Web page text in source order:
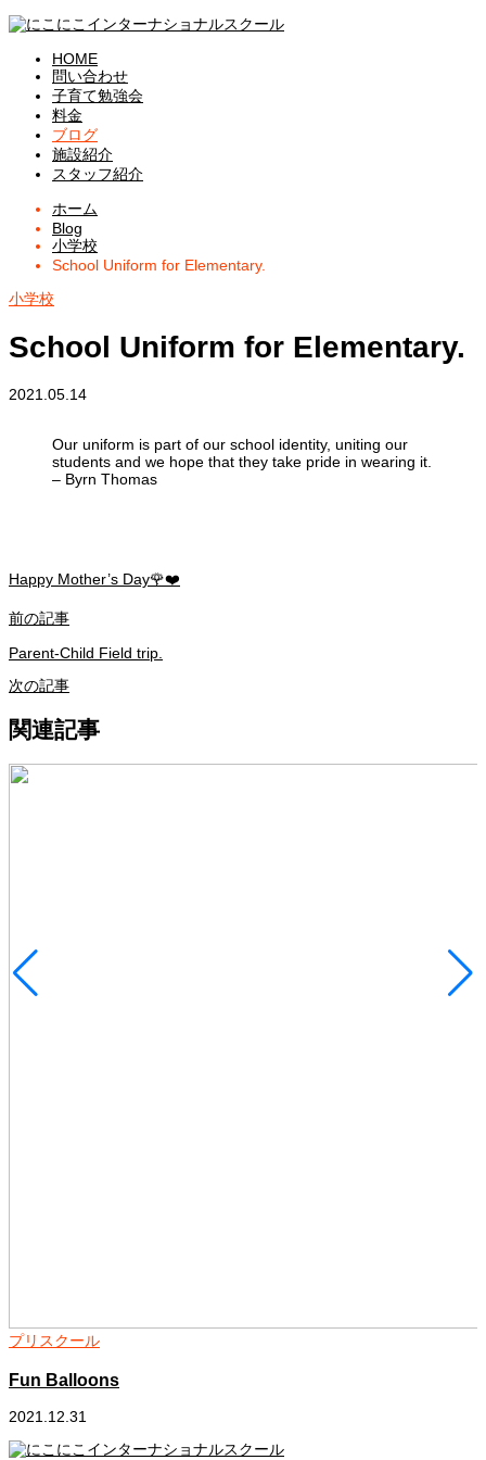
HOME
問い合わせ
子育て勉強会
料金
ブログ
施設紹介
スタッフ紹介
ホーム
Blog
小学校
School Uniform for Elementary.
小学校
School Uniform for Elementary.
2021.05.14
Our uniform is part of our school identity, uniting our
students and we hope that they take pride in wearing it.
– Byrn Thomas
Happy Mother’s Day🌹❤️
前の記事
Parent-Child Field trip.
次の記事
関連記事
プリスクール
Fun Balloons
2021.12.31